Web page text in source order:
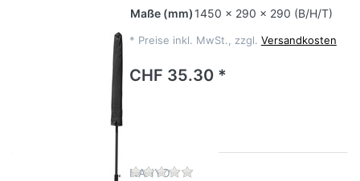
Maße (mm) 1450 x 290 x 290 (B/H/T)
* Preise inkl. MwSt., zzgl. Versandkosten
CHF 35.30 *
NANYO Zu diesem Produkt liegen